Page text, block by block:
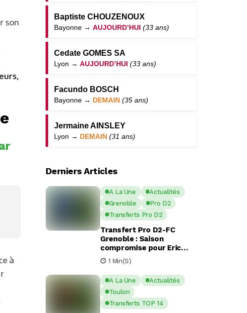
son
à
Baptiste CHOUZENOUX
Bayonne → AUJOURD’HUI (33 ans)
Cedate GOMES SA
Lyon → AUJOURD’HUI (33 ans)
Facundo BOSCH
Bayonne → DEMAIN (35 ans)
Jermaine AINSLEY
Lyon → DEMAIN (31 ans)
Derniers Articles
A La Une
Actualités
Grenoble
Pro D2
Transferts Pro D2
Transfert Pro D2-FC
Grenoble : Saison
compromise pour Eric
Escande apres une
commotion cérébrale
1 Min(s)
A La Une
Actualités
Toulon
Transferts TOP 14